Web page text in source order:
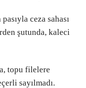
ceza sahası
şutunda, kaleci
topu filelere
sayılmadı.